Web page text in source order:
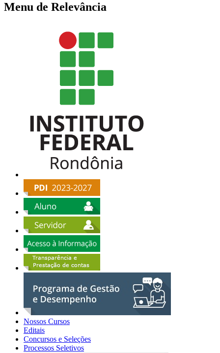
Menu de Relevância
Nossos Cursos
Editais
Concursos e Seleções
Processos Seletivos